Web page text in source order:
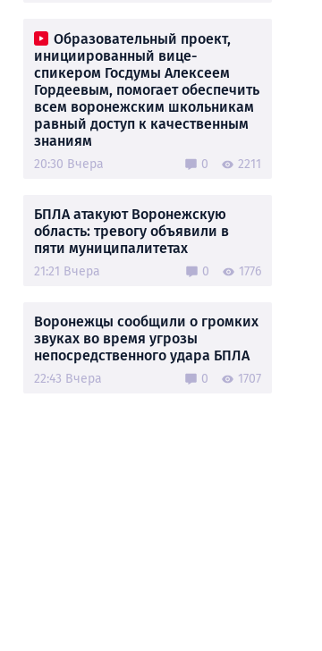
Образовательный проект,
инициированный вице-
спикером Госдумы Алексеем
Гордеевым, помогает обеспечить
всем воронежским школьникам
равный доступ к качественным
знаниям
20:30 Вчера 0 2211
БПЛА атакуют Воронежскую
область: тревогу объявили в
пяти муниципалитетах
21:21 Вчера 0 1776
Воронежцы сообщили о громких
звуках во время угрозы
непосредственного удара БПЛА
22:43 Вчера 0 1707